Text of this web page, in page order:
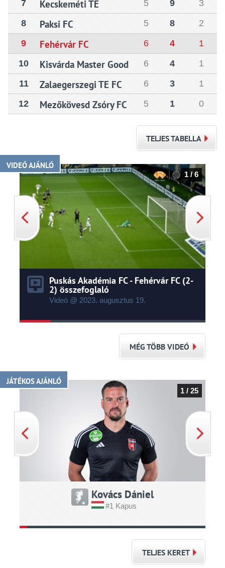
7 Kecskeméti TE 5 9
3
8
Paksi FC 5 8
2
9
Fehérvár FC 6 4
1
10
Kisvárda Master Good 6 4
1
11
Zalaegerszegi TE FC 6 3
1
12
Mezőkövesd Zsóry FC 5 1 0
TELJES TABELLA
VIDEÓ AJÁNLÓ
Puskás Akadémia FC - Fehérvár FC (2-
2) összefoglaló
Videó @ 2023. augusztus 19.
1 / 6
MÉG TÖBB VIDEÓ
JÁTÉKOS AJÁNLÓ
Kovács Dániel
#1 Kapus
1 / 25
TELJES KERET